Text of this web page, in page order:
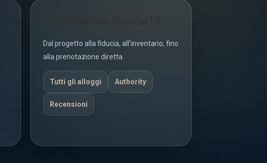
Dal progetto alla fiducia, all’inventario, fino
alla prenotazione diretta.
Tutti gli alloggi Authority
Recensioni